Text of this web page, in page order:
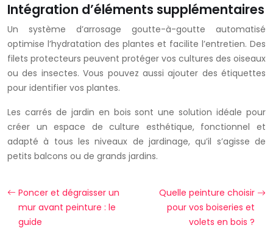
Intégration d’éléments supplémentaires
Un système d’arrosage goutte-à-goutte automatisé
optimise l’hydratation des plantes et facilite l’entretien. Des
filets protecteurs peuvent protéger vos cultures des oiseaux
ou des insectes. Vous pouvez aussi ajouter des étiquettes
pour identifier vos plantes.
Les carrés de jardin en bois sont une solution idéale pour
créer un espace de culture esthétique, fonctionnel et
adapté à tous les niveaux de jardinage, qu’il s’agisse de
petits balcons ou de grands jardins.
Poncer et dégraisser un
mur avant peinture : le
guide
Quelle peinture choisir
pour vos boiseries et
volets en bois ?